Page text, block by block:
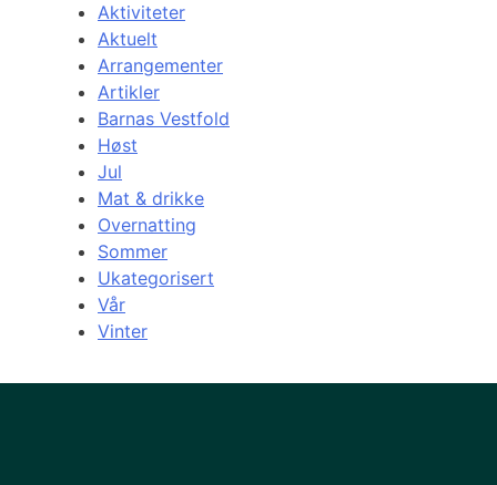
Aktiviteter
Aktuelt
Arrangementer
Artikler
Barnas Vestfold
Høst
Jul
Mat & drikke
Overnatting
Sommer
Ukategorisert
Vår
Vinter